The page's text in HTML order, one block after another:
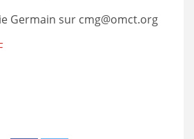
Germain sur cmg@omct.org